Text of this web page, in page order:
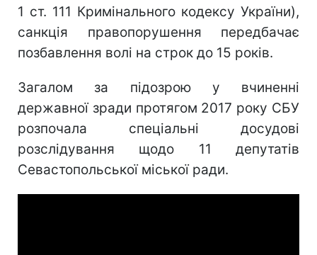
1 ст. 111 Кримінального кодексу України),
санкція правопорушення передбачає
позбавлення волі на строк до 15 років.
Загалом за підозрою у вчиненні
державної зради протягом 2017 року СБУ
розпочала спеціальні досудові
розслідування щодо 11 депутатів
Севастопольської міської ради.